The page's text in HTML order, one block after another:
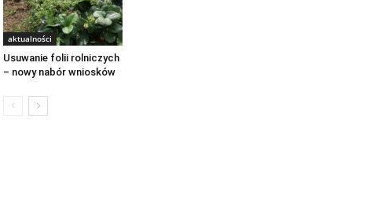
aktualności
Usuwanie folii rolniczych
– nowy nabór wniosków